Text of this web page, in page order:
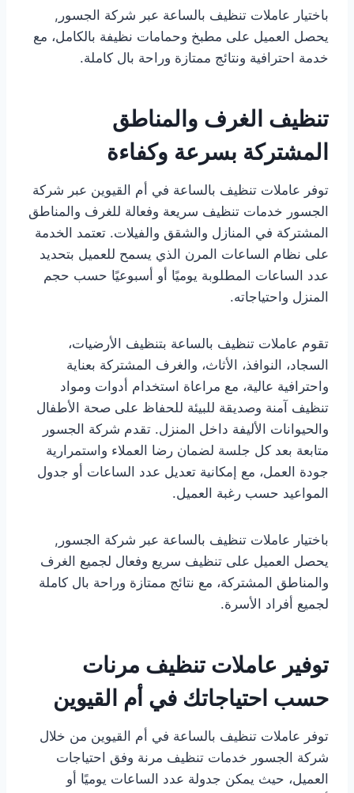
باختيار عاملات تنظيف بالساعة عبر شركة الجسور,
يحصل العميل على مطبخ وحمامات نظيفة بالكامل، مع
خدمة احترافية ونتائج ممتازة وراحة بال كاملة.
تنظيف الغرف والمناطق
المشتركة بسرعة وكفاءة
توفر عاملات تنظيف بالساعة في أم القيوين عبر شركة
الجسور خدمات تنظيف سريعة وفعالة للغرف والمناطق
المشتركة في المنازل والشقق والفيلات. تعتمد الخدمة
على نظام الساعات المرن الذي يسمح للعميل بتحديد
عدد الساعات المطلوبة يوميًا أو أسبوعيًا حسب حجم
المنزل واحتياجاته.
تقوم عاملات تنظيف بالساعة بتنظيف الأرضيات،
السجاد، النوافذ، الأثاث، والغرف المشتركة بعناية
واحترافية عالية، مع مراعاة استخدام أدوات ومواد
تنظيف آمنة وصديقة للبيئة للحفاظ على صحة الأطفال
والحيوانات الأليفة داخل المنزل. تقدم شركة الجسور
متابعة بعد كل جلسة لضمان رضا العملاء واستمرارية
جودة العمل، مع إمكانية تعديل عدد الساعات أو جدول
المواعيد حسب رغبة العميل.
باختيار عاملات تنظيف بالساعة عبر شركة الجسور,
يحصل العميل على تنظيف سريع وفعال لجميع الغرف
والمناطق المشتركة، مع نتائج ممتازة وراحة بال كاملة
لجميع أفراد الأسرة.
توفير عاملات تنظيف مرنات
حسب احتياجاتك في أم القيوين
توفر عاملات تنظيف بالساعة في أم القيوين من خلال
شركة الجسور خدمات تنظيف مرنة وفق احتياجات
العميل، حيث يمكن جدولة عدد الساعات يوميًا أو